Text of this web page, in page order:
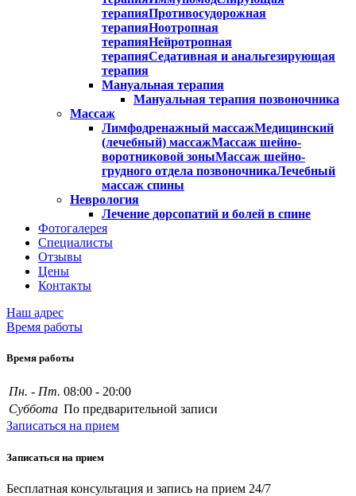
терапияПротивосудорожная
терапияНоотропная
терапияНейротропная
терапияСедативная и анальгезирующая
терапия
Мануальная терапия
Мануальная терапия позвоночника
Массаж
Лимфодренажный массажМедицинский
(лечебный) массажМассаж шейно-
воротниковой зоныМассаж шейно-
грудного отдела позвоночникаЛечебный
массаж спины
Неврология
Лечение дорсопатий и болей в спине
Фотогалерея
Специалисты
Отзывы
Цены
Контакты
Наш адрес
Время работы
Время работы
Пн. - Пт. 08:00 - 20:00
Суббота По предварительной записи
Записаться на прием
Записаться на прием
Бесплатная консультация и запись на прием 24/7